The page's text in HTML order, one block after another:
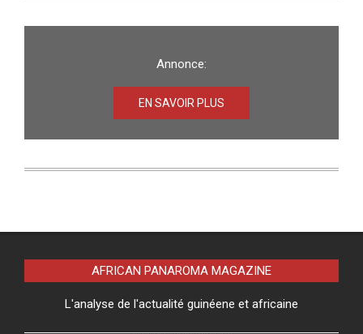
Annonce:
EN SAVOIR PLUS
AFRICAN PANAROMA MAGAZINE
L'analyse de l'actualité guinéene et africaine